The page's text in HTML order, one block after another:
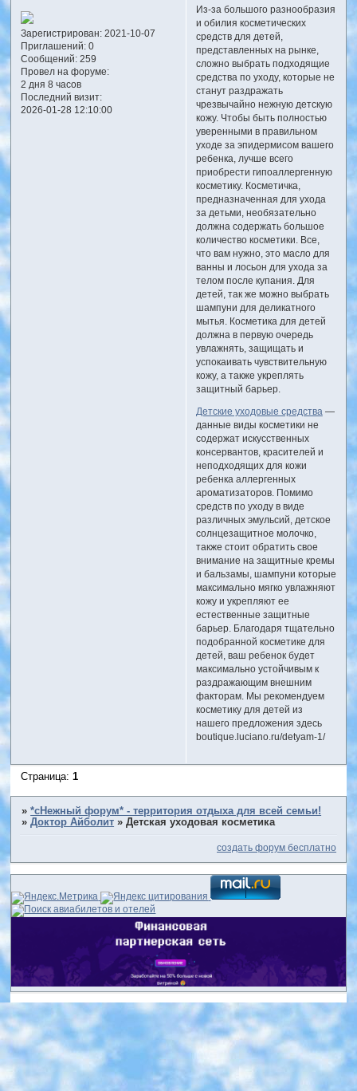
Зарегистрирован: 2021-10-07
Приглашений:0
Сообщений:259
Провел на форуме:
2 дня 8 часов
Последний визит:
2026-01-28 12:10:00
Из-за большого разнообразия
и обилия косметических
средств для детей,
представленных на рынке,
сложно выбрать подходящие
средства по уходу, которые не
станут раздражать
чрезвычайно нежную детскую
кожу. Чтобы быть полностью
уверенными в правильном
уходе за эпидермисом вашего
ребенка, лучше всего
приобрести гипоаллергенную
косметику. Косметичка,
предназначенная для ухода
за детьми, необязательно
должна содержать большое
количество косметики. Все,
что вам нужно, это масло для
ванны и лосьон для ухода за
телом после купания. Для
детей, так же можно выбрать
шампуни для деликатного
мытья. Косметика для детей
должна в первую очередь
увлажнять, защищать и
успокаивать чувствительную
кожу, а также укреплять
защитный барьер.
Детские уходовые средства—
данные виды косметики не
содержат искусственных
консервантов, красителей и
неподходящих для кожи
ребенка аллергенных
ароматизаторов. Помимо
средств по уходу в виде
различных эмульсий, детское
солнцезащитное молочко,
также стоит обратить свое
внимание на защитные кремы
и бальзамы, шампуни которые
максимально мягко увлажняют
кожу и укрепляют ее
естественные защитные
барьер. Благодаря тщательно
подобранной косметике для
детей, ваш ребенок будет
максимально устойчивым к
раздражающим внешним
факторам. Мы рекомендуем
косметику для детей из
нашего предложения здесь
boutique.luciano.ru/detyam-1/
Страница:1
»*сНежный форум* - территория отдыха для всей семьи!
»Доктор Айболит »Детская уходовая косметика
создать форум бесплатно